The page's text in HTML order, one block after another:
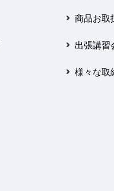
商品お取
出張講習
様々な取